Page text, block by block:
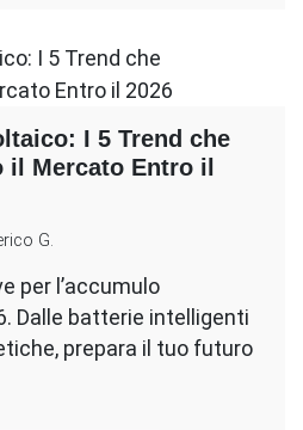
I 5 Trend che
il Mercato Entro il
G.
per l’accumulo
Dalle batterie intelligenti
prepara il tuo futuro